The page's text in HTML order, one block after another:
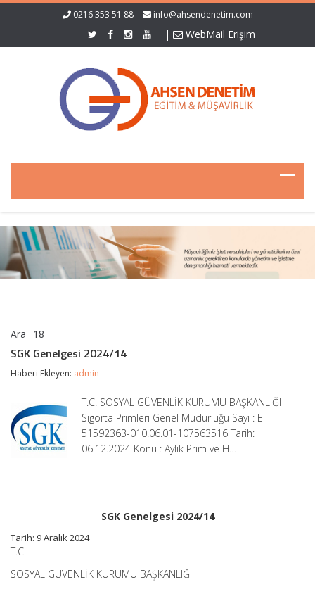
0216 353 51 88 info@ahsendenetim.com
| WebMail Erişim
Ara 18
2024/14
için
SGK Genelgesi 2024/14
Haberi Ekleyen: admin
T.C. SOSYAL GÜVENLİK KURUMU BAŞKANLIĞI
Sigorta Primleri Genel Müdürlüğü Sayı : E-
51592363-010.06.01-107563516 Tarih:
06.12.2024 Konu : Aylık Prim ve H…
SGK Genelgesi 2024/14
Tarih: 9 Aralık 2024
T.C.
SOSYAL GÜVENLİK KURUMU BAŞKANLIĞI